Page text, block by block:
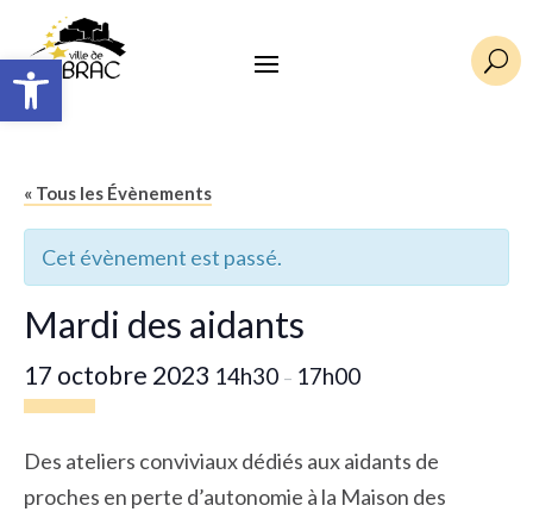
Ouvrir la barre d’outils U
« Tous les Évènements
Cet évènement est passé.
Mardi des aidants
17 octobre 2023 14h30 – 17h00
Des ateliers conviviaux dédiés aux aidants de
proches en perte d’autonomie à la Maison des